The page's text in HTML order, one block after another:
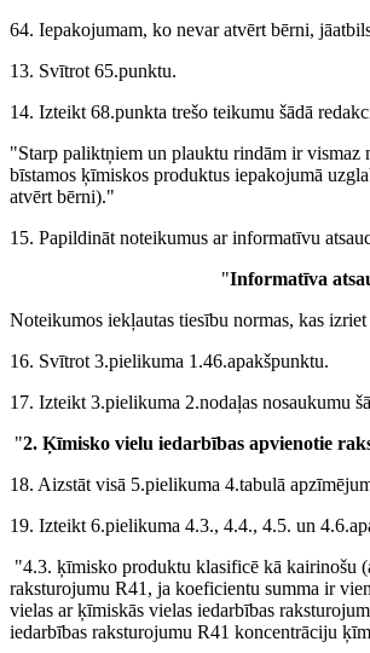
64. Iepakojumam, ko nevar atvērt bērni,
13. Svītrot 65.punktu.
14. Izteikt 68.punkta trešo teikumu šādā
"Starp paliktņiem un plauktu rindām ir vismaz
bīstamos ķīmiskos produktus iepakojumā
atvērt bērni)."
15. Papildināt noteikumus ar informatīvu
"Informatīva
Noteikumos iekļautas tiesību normas, kas
16. Svītrot 3.pielikuma 1.46.apakšpunktu.
17. Izteikt 3.pielikuma 2.nodaļas nosaukumu
"2. Ķīmisko vielu iedarbības apvienotie
18. Aizstāt visā 5.pielikuma 4.tabulā
19. Izteikt 6.pielikuma 4.3., 4.4., 4.5. un
"4.3. ķīmisko produktu klasificē kā kairinošu
raksturojumu R41, ja koeficientu summa ir
vielas ar ķīmiskās vielas iedarbības
iedarbības raksturojumu R41 koncentrāciju